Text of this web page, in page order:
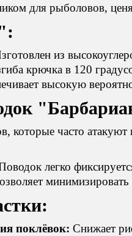
для рыболовов,
из
крючка в 120
высокую
которые часто
легко
поклёвок: Снижает